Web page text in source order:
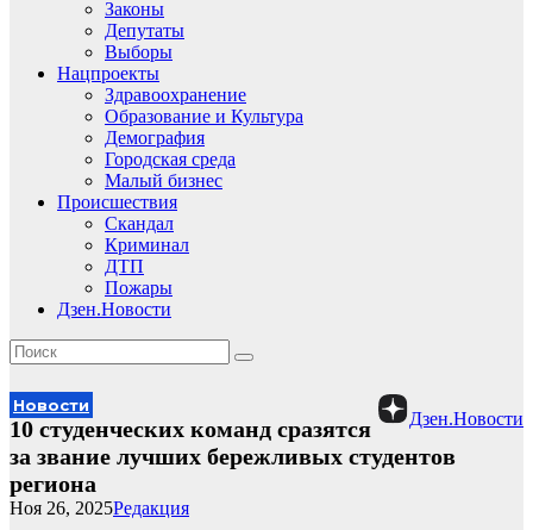
Законы
Депутаты
Выборы
Нацпроекты
Здравоохранение
Образование и Культура
Демография
Городская среда
Малый бизнес
Происшествия
Скандал
Криминал
ДТП
Пожары
Дзен.Новости
Дзен.Новости
Новости
10 студенческих команд сразятся
за звание лучших бережливых студентов
региона
Редакция
Ноя 26, 2025